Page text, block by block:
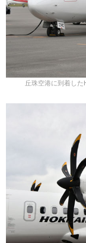
丘珠空港に到着し